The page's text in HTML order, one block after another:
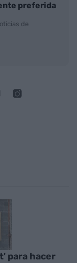
preferida
de
para hacer